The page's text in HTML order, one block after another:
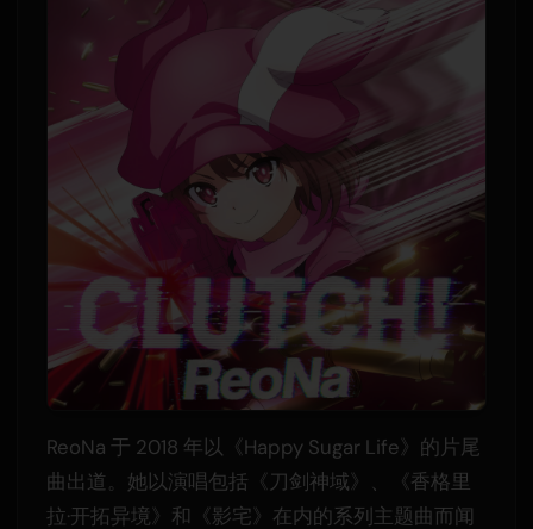
ReoNa 于 2018 年以《Happy Sugar Life》的片尾
曲出道。她以演唱包括《刀剑神域》、《香格里
拉·开拓异境》和《影宅》在内的系列主题曲而闻